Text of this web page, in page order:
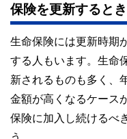
保険を更新するとき
生命保険には更新時期
する人もいます。生命
新されるものも多く、
金額が高くなるケース
保険に加入し続けるべ